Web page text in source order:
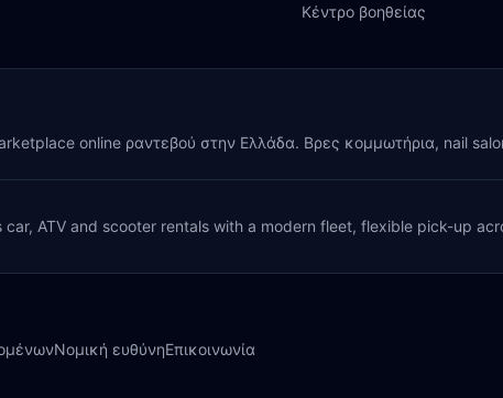
Κέντρο βοηθείας
online ραντεβού στην Ελλάδα. Βρες κομμωτήρια, nail
car, ATV and scooter rentals with a modern fleet, flexible pick-up
Νομική ευθύνηΕπικοινωνία